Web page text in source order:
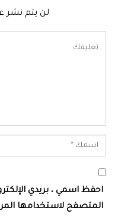
لن يتم نشر
احفظ اسمي ، بريدي
المتصفح لاستخدامها